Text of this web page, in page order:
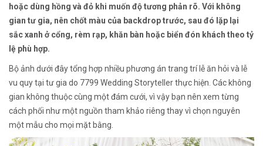
hoặc dùng hồng và đỏ khi muốn độ tương phản rõ. Với không
gian tư gia, nên chốt màu của backdrop trước, sau đó lặp lại
sắc xanh ở cổng, rèm rạp, khăn bàn hoặc biển đón khách theo tỷ
lệ phù hợp.
Bộ ảnh dưới đây tổng hợp nhiều phương án trang trí lễ ăn hỏi và lễ
vu quy tại tư gia do 7799 Wedding Storyteller thực hiện. Các không
gian không thuộc cùng một đám cưới, vì vậy bạn nên xem từng
cách phối như một nguồn tham khảo riêng thay vì chọn nguyên
một mẫu cho mọi mặt bằng.